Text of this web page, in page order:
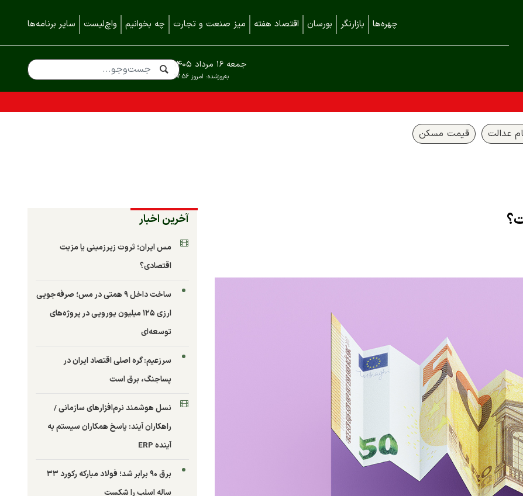
چهره‌ها بازارنگر بورسان اقتصاد هفته میز صنعت و تجارت چه بخوانیم واچ‌لیست سایر برنامه‌ها
به‌روزشده: امروز ۱۷:۵۶
جمعه ۱۶ مرداد ۱۴۰۵
عدالت قیمت مسکن
آخرین اخبار
مس ایران؛ ثروت زیرزمینی یا مزیت
اقتصادی؟
ساخت داخل ۹ همتی در مس؛ صرفه‌جویی
ارزی ۱۲۵ میلیون یورویی در پروژه‌های
توسعه‌ای
سرزعیم: گره اصلی اقتصاد ایران در
پساجنگ، برق است
نسل هوشمند نرم‌افزارهای سازمانی /
راهکاران آیند: پاسخ همکاران سیستم به
آینده ERP
برق ۹۰ برابر شد؛ فولاد مبارکه رکورد ۳۳
ساله اسلب را شکست